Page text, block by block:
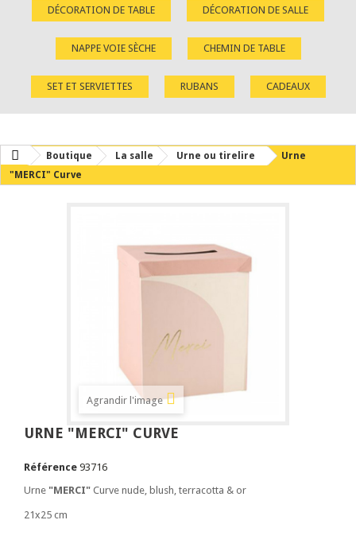
DÉCORATION DE TABLE DÉCORATION DE SALLE
NAPPE VOIE SÈCHE CHEMIN DE TABLE
SET ET SERVIETTES RUBANS CADEAUX
Boutique La salle Urne ou tirelire
Urne
"MERCI" Curve
Agrandir l'image
URNE "MERCI" CURVE
Référence 93716
Urne "MERCI" Curve nude, blush, terracotta & or
21x25 cm